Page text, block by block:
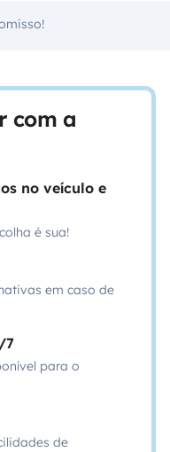
com a
no veículo e
é sua!
em caso de
7
para o
de